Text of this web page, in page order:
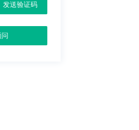
发送验证码